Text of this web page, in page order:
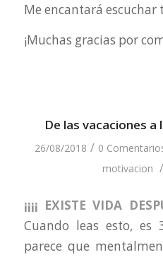
Me encantará escuchar
¡Muchas gracias por
De las vacaciones
26/08/2018 / 0
motivacion /
¡¡¡¡ EXISTE VIDA
Cuando leas esto, es
parece que